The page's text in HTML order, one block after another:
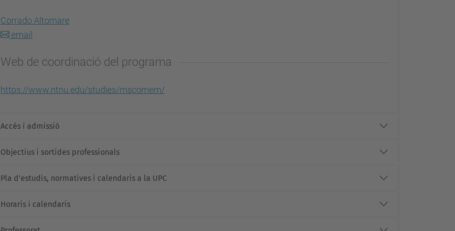
Corrado Altomare
email
Web de coordinació del programa
https://www.ntnu.edu/studies/mscomem/
Accés i admissió
Objectius i sortides professionals
Pla d'estudis, normatives i calendaris a la UPC
Horaris i calendaris